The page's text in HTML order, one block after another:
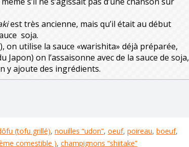
est très ancienne, mais qu’il était au début
soja.
on utilise la sauce «warishita» déjà préparée,
Japon) on l’assaisonne avec de la sauce de soja,
y ajoute des ingrédients.
(tofu grillé), nouilles “udon”, oeuf, poireau, boeuf,
comestible ), champignons “shiitake”